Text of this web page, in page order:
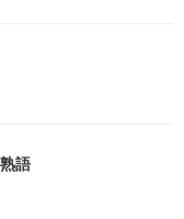
語